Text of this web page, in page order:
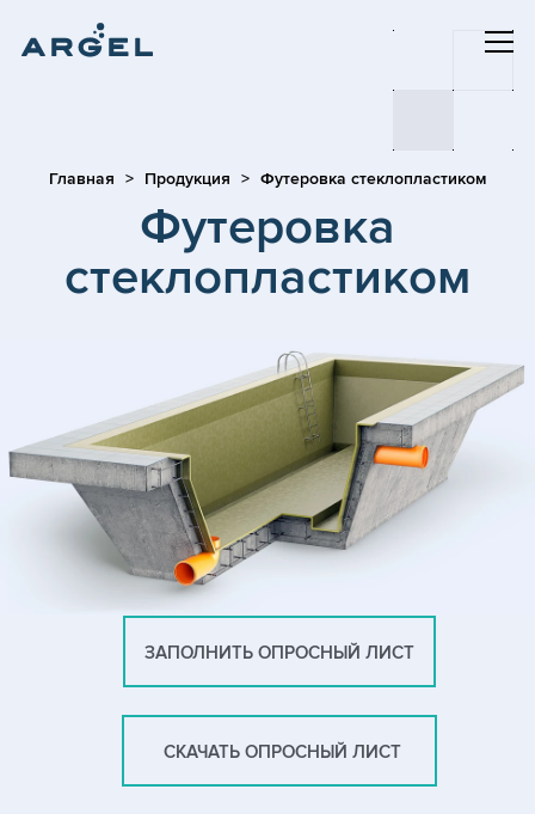
Главная Продукция Футеровка стеклопластиком
Футеровка
стеклопластиком
ЗАПОЛНИТЬ ОПРОСНЫЙ ЛИСТ
СКАЧАТЬ ОПРОСНЫЙ ЛИСТ